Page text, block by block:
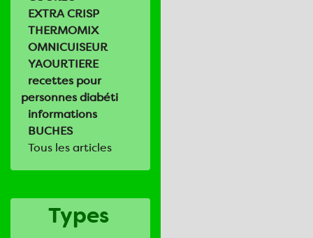
EXTRA CRISP
THERMOMIX
OMNICUISEUR
YAOURTIERE
recettes pour
personnes diabéti
informations
BUCHES
Tous les articles
Types